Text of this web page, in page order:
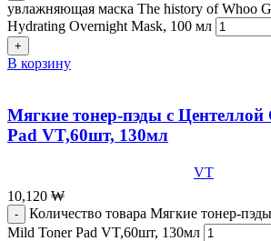
увлажняющая маска The history of Whoo
Hydrating Overnight Mask, 100 мл
В корзину
Мягкие тонер-пэды с
Pad VT,60шт, 130мл
VT
10,120 ₩
Количество товара Мягкие тонер-
Mild Toner Pad VT,60шт, 130мл